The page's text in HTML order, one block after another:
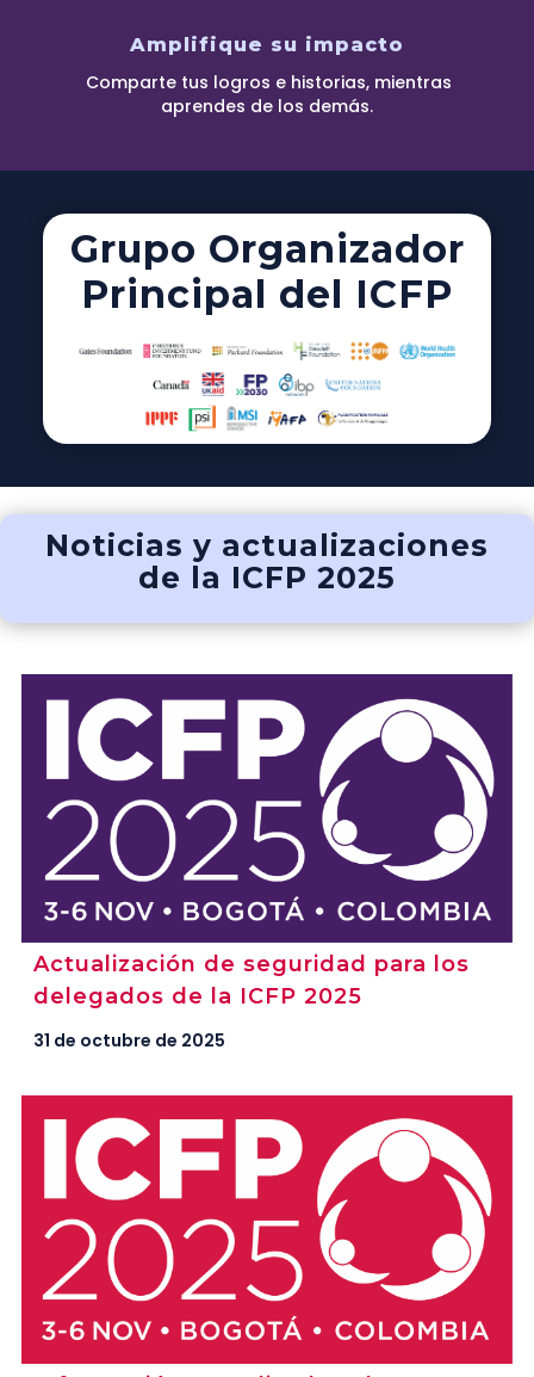
Amplifique su impacto
Comparte tus logros e historias, mientras
aprendes de los demás.
Grupo Organizador
Principal del ICFP
Noticias y actualizaciones
de la ICFP 2025
Actualización de seguridad para los
delegados de la ICFP 2025
31 de octubre de 2025